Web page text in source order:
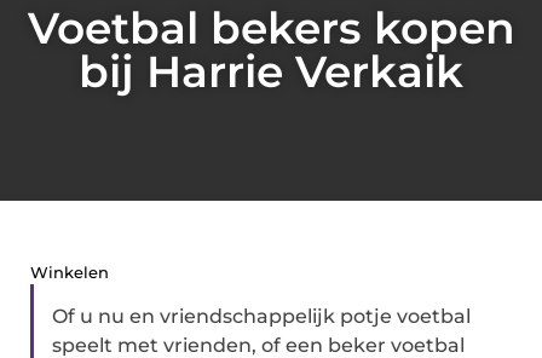
Voetbal bekers kopen
bij Harrie Verkaik
Winkelen
Of u nu en vriendschappelijk potje voetbal
speelt met vrienden, of een beker voetbal